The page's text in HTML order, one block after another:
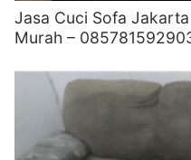
Jasa Cuci Sofa
Murah –